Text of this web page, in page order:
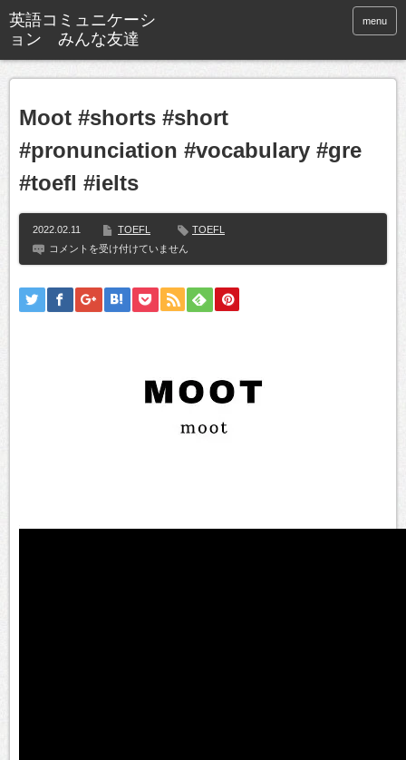
英語コミュニケーシ
ョン みんな友達
menu
Moot #shorts #short
#pronunciation #vocabulary #gre
#toefl #ielts
2022.02.11 TOEFL
TOEFL
Moot
#pronunciation
#vocabulary
コメントを受け付けていません